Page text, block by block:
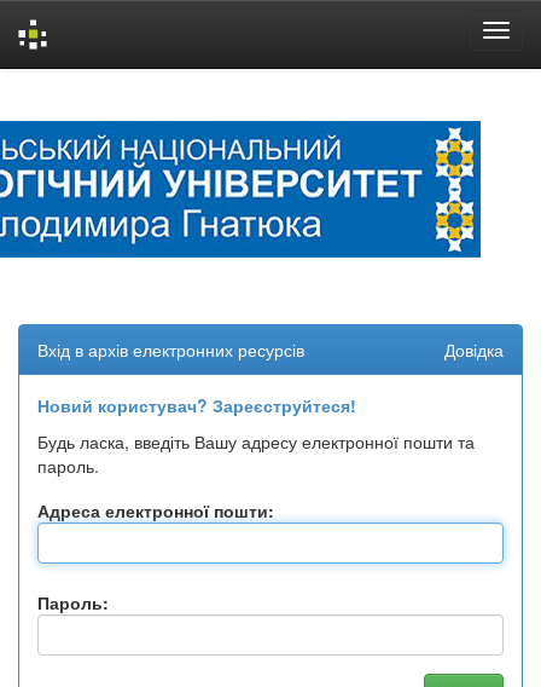
Вхід в архів електронних ресурсів Довідка
Новий користувач? Зареєструйтеся!
Будь ласка, введіть Вашу адресу електронної пошти та
пароль.
Адреса електронної пошти:
Пароль: